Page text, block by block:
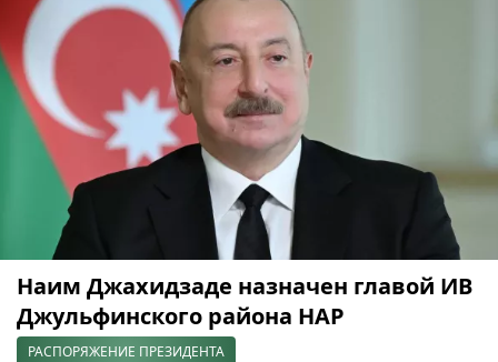
Наим Джахидзаде назначен главой ИВ
Джульфинского района НАР
РАСПОРЯЖЕНИЕ ПРЕЗИДЕНТА